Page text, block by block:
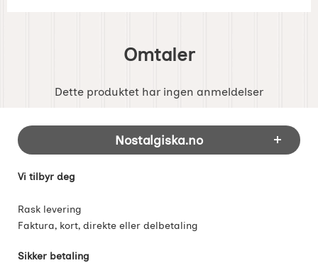
Omtaler
Dette produktet har ingen anmeldelser
Footer-innhold Blandet informasjon og
Nostalgiska.no
Vi tilbyr deg
Rask levering
Faktura, kort, direkte eller delbetaling
Sikker betaling